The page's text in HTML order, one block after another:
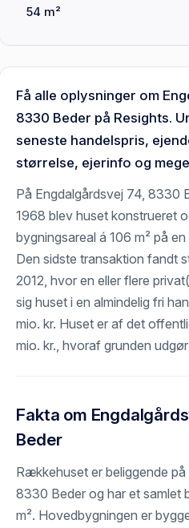
54 m²
Få alle oplysninger om
8330 Beder på Resights.
seneste handelspris,
størrelse, ejerinfo og
På Engdalgårdsvej 74, 8330
1968 blev huset konstrueret
bygningsareal á 106 m² på
Den sidste transaktion fandt
2012, hvor en eller flere
sig huset i en almindelig fri
mio. kr. Huset er af det
mio. kr., hvoraf grunden
Fakta om
Beder
Rækkehuset er beliggende på
8330 Beder og har et samlet
m². Hovedbygningen er